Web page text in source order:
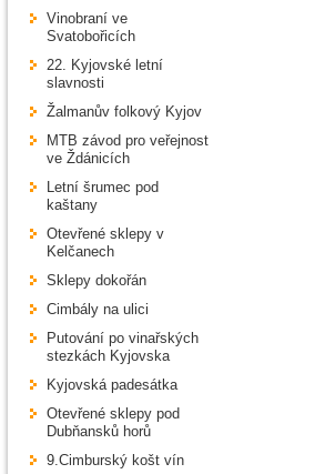
Vinobraní ve
Svatobořicích
22. Kyjovské letní
slavnosti
Žalmanův folkový Kyjov
MTB závod pro veřejnost
ve Ždánicích
Letní šrumec pod
kaštany
Otevřené sklepy v
Kelčanech
Sklepy dokořán
Cimbály na ulici
Putování po vinařských
stezkách Kyjovska
Kyjovská padesátka
Otevřené sklepy pod
Dubňansků horů
9.Cimburský košt vín